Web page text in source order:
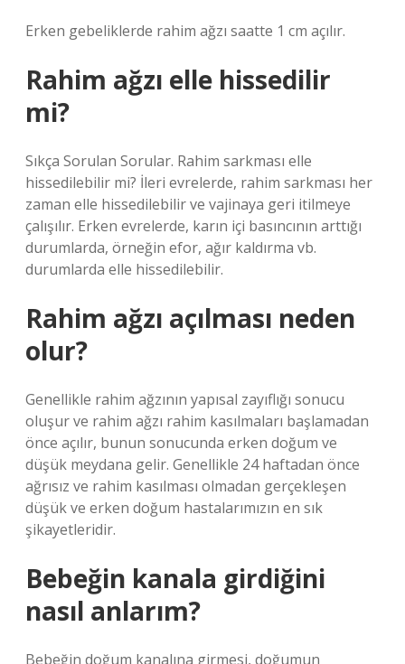
Erken gebeliklerde rahim ağzı saatte 1 cm açılır.
Rahim ağzı elle hissedilir
mi?
Sıkça Sorulan Sorular. Rahim sarkması elle
hissedilebilir mi? İleri evrelerde, rahim sarkması her
zaman elle hissedilebilir ve vajinaya geri itilmeye
çalışılır. Erken evrelerde, karın içi basıncının arttığı
durumlarda, örneğin efor, ağır kaldırma vb.
durumlarda elle hissedilebilir.
Rahim ağzı açılması neden
olur?
Genellikle rahim ağzının yapısal zayıflığı sonucu
oluşur ve rahim ağzı rahim kasılmaları başlamadan
önce açılır, bunun sonucunda erken doğum ve
düşük meydana gelir. Genellikle 24 haftadan önce
ağrısız ve rahim kasılması olmadan gerçekleşen
düşük ve erken doğum hastalarımızın en sık
şikayetleridir.
Bebeğin kanala girdiğini
nasıl anlarım?
Bebeğin doğum kanalına girmesi, doğumun